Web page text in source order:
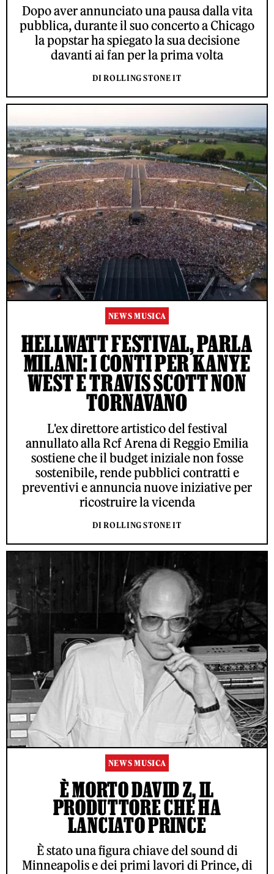
Dopo aver annunciato una pausa dalla vita
pubblica, durante il suo concerto a Chicago
la popstar ha spiegato la sua decisione
davanti ai fan per la prima volta
DI ROLLING STONE IT
NEWS MUSICA
HELLWATT FESTIVAL, PARLA
MILANI: I CONTI PER KANYE
WEST E TRAVIS SCOTT NON
TORNAVANO
L'ex direttore artistico del festival
annullato alla Rcf Arena di Reggio Emilia
sostiene che il budget iniziale non fosse
sostenibile, rende pubblici contratti e
preventivi e annuncia nuove iniziative per
ricostruire la vicenda
DI ROLLING STONE IT
NEWS MUSICA
È MORTO DAVID Z, IL
PRODUTTORE CHE HA
LANCIATO PRINCE
È stato una figura chiave del sound di
Minneapolis e dei primi lavori di Prince, di